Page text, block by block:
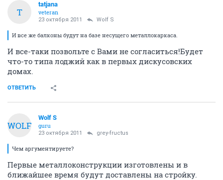
T
tatjana
veteran
23 октября 2011 Wolf S
И все же балконы будут на базе несущего металлокаркаса.
И все-таки позвольте с Вами не согласиться!Будет
что-то типа лоджий как в первых дискусовских
домах.
ОТВЕТИТЬ
WOLF
Wolf S
guru
23 октября 2011 grey-fructus
Чем аргументируете?
Первые металлоконструкции изготовлены и в
ближайшее время будут доставлены на стройку.